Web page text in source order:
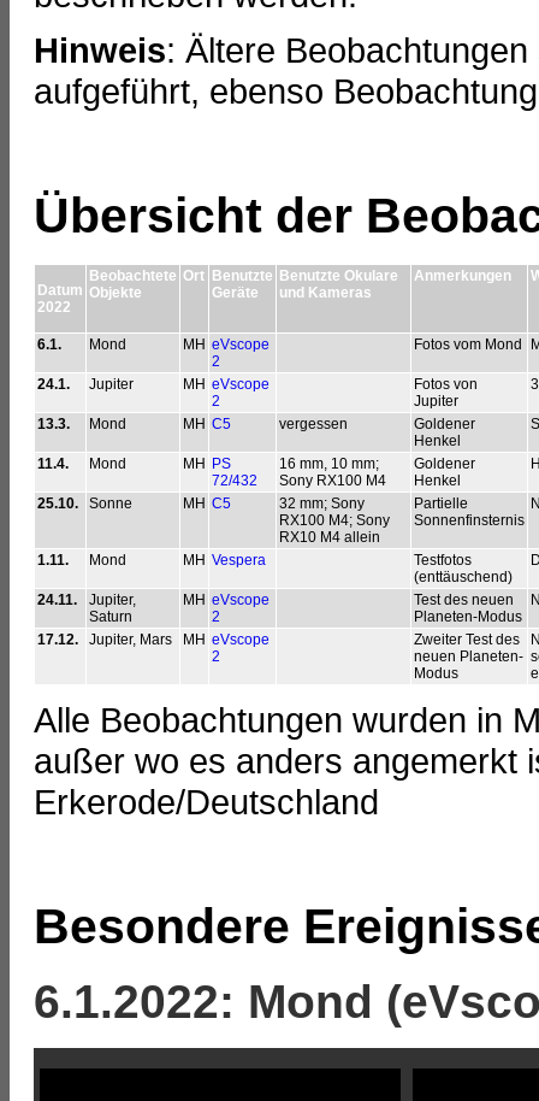
Hinweis: Ältere
aufgeführt, ebenso
Übersicht der
Datum
2022
Beobachtete
Objekte
Ort Benutzte
Geräte
Benutzte Okulare
und Kameras
Anmerkungen
6.1. Mond MH eVscope
2
Fotos vom Mond
24.1. Jupiter MH eVscope
2
Fotos von
Jupiter
13.3. Mond MH C5 vergessen
Goldener
Henkel
11.4. Mond MH
PS
72/432
16 mm, 10 mm;
Sony RX100 M4
Goldener
Henkel
25.10. Sonne MH C5
32 mm; Sony
RX100 M4; Sony
RX10 M4 allein
Partielle
Sonnenfinsternis
1.11. Mond MH Vespera
Testfotos
(enttäuschend)
24.11.
Jupiter,
Saturn
MH eVscope
2
Test des neuen
Planeten-Modus
17.12. Jupiter, Mars MH eVscope
2
Zweiter Test des
neuen Planeten-
Modus
Alle Beobachtungen wurden in
außer wo es anders angemerkt
Erkerode/Deutschland
Besondere
6.1.2022: Mond